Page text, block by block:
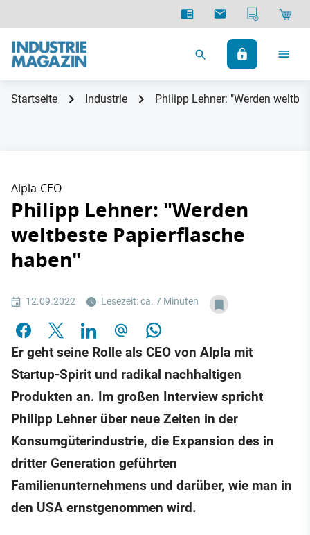
Startseite Industrie Philipp Lehner: "Werden
Alpla-CEO
Philipp Lehner: "Werden
weltbeste Papierflasche
haben"
12.09.2022 Lesezeit: ca. 7 Minuten
Er geht seine Rolle als CEO von Alpla mit
Startup-Spirit und radikal nachhaltigen
Produkten an. Im großen Interview spricht
Philipp Lehner über neue Zeiten in der
Konsumgüterindustrie, die Expansion des in
dritter Generation geführten
Familienunternehmens und darüber, wie man in
den USA ernstgenommen wird.